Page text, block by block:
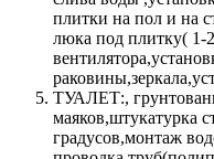
плитки на пол и на
люка под плитку( 1-
ТУАЛЕТ:,
маяков,штукатурка
градусов,монтаж